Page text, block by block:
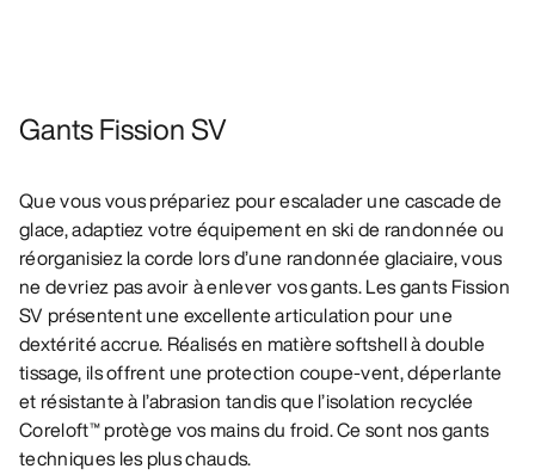
Gants Fission SV
Que vous vous prépariez pour escalader une cascade de
glace, adaptiez votre équipement en ski de randonnée ou
réorganisiez la corde lors d’une randonnée glaciaire, vous
ne devriez pas avoir à enlever vos gants. Les gants Fission
SV présentent une excellente articulation pour une
dextérité accrue. Réalisés en matière softshell à double
tissage, ils offrent une protection coupe-vent, déperlante
et résistante à l’abrasion tandis que l’isolation recyclée
Coreloft™ protège vos mains du froid. Ce sont nos gants
techniques les plus chauds.